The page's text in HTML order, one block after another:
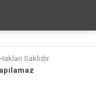
Saklıdır.